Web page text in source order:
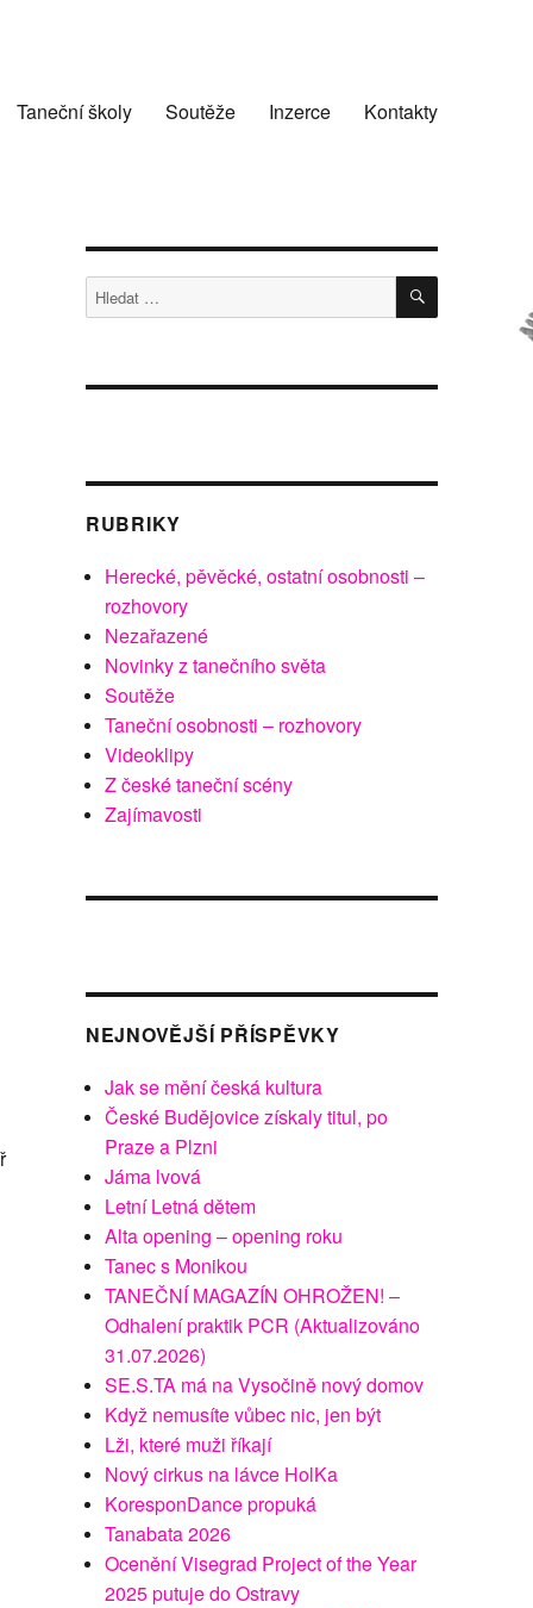
Taneční školy Soutěže Inzerce Kontakty
Hledat: HLEDÁNÍ
RUBRIKY
Herecké, pěvěcké, ostatní osobnosti –
rozhovory
Nezařazené
Novinky z tanečního světa
Soutěže
Taneční osobnosti – rozhovory
Videoklipy
Z české taneční scény
Zajímavosti
NEJNOVĚJŠÍ PŘÍSPĚVKY
Jak se mění česká kultura
České Budějovice získaly titul, po
Praze a Plzni
Jáma lvová
Letní Letná dětem
Alta opening – opening roku
Tanec s Monikou
TANEČNÍ MAGAZÍN OHROŽEN! –
Odhalení praktik PCR (Aktualizováno
31.07.2026)
SE.S.TA má na Vysočině nový domov
Když nemusíte vůbec nic, jen být
Lži, které muži říkají
Nový cirkus na lávce HolKa
KoresponDance propuká
Tanabata 2026
Ocenění Visegrad Project of the Year
2025 putuje do Ostravy